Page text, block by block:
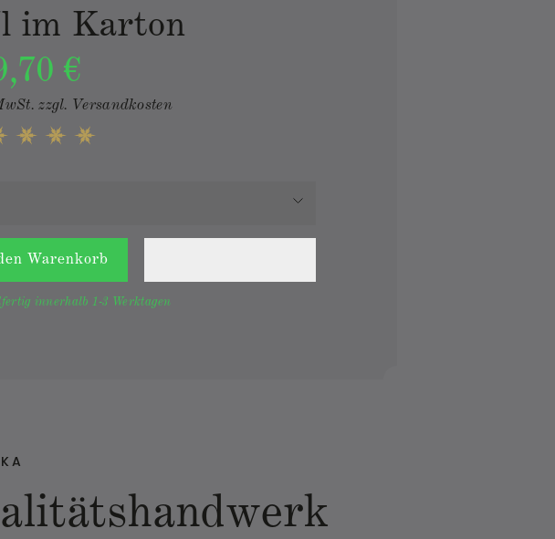
im Karton
€
zzgl. Versandkosten
Warenkorb
innerhalb 1-3 Werktagen